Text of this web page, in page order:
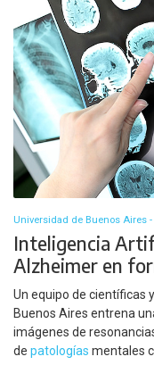
Universidad de Buenos Aires
Inteligencia
Alzheimer en
Un equipo de científicas
Buenos Aires entrena
imágenes de
de patologías mentales